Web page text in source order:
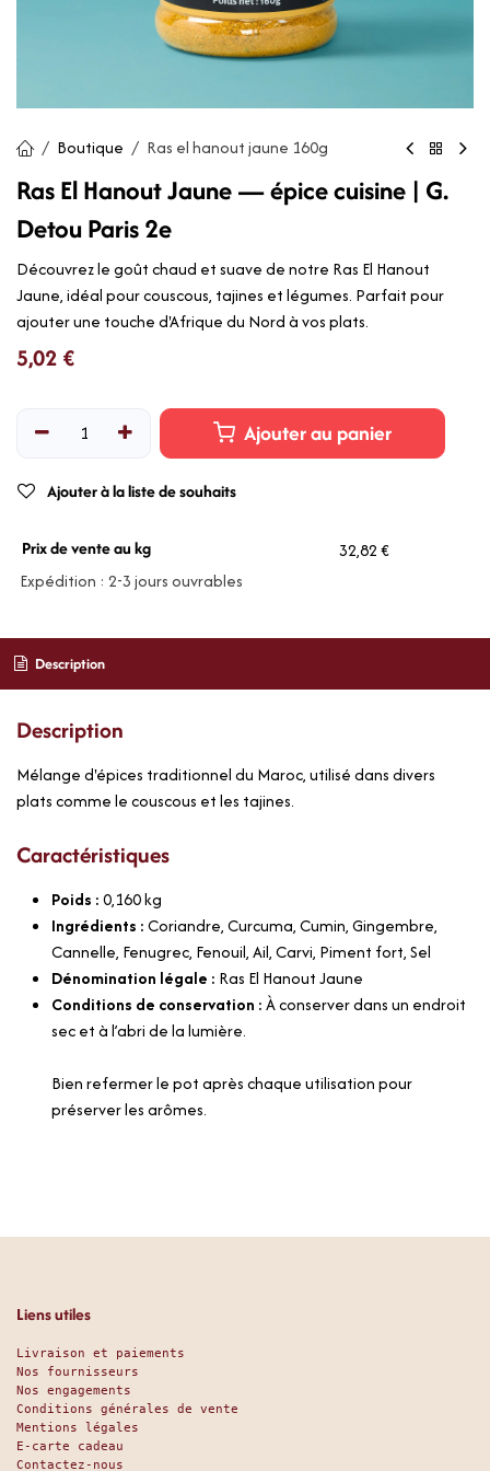
Boutique Ras el hanout jaune 160g
Ras El Hanout Jaune — épice cuisine | G.
Detou Paris 2e
Découvrez le goût chaud et suave de notre Ras El Hanout
Jaune, idéal pour couscous, tajines et légumes. Parfait pour
ajouter une touche d'Afrique du Nord à vos plats.
5,02 €
Ajouter au panier
Ajouter à la liste de souhaits
Prix de vente au kg
32,82 €
Expédition : 2-3 jours ouvrables
Description
Description
Mélange d'épices traditionnel du Maroc, utilisé dans divers
plats comme le couscous et les tajines.
Caractéristiques
Poids :0,160kg
Ingrédients :Coriandre, Curcuma, Cumin, Gingembre,
Cannelle, Fenugrec, Fenouil, Ail, Carvi, Piment fort, Sel
Dénomination légale : Ras El Hanout Jaune
Conditions de conservation :À conserver dans un endroit
sec et à l’abri de la lumière.
Bien refermer le pot après chaque utilisation pour
préserver les arômes.
Liens utiles
Livraison et paiements
Nos fournisseurs
Nos engagements
Conditions générales de vente
Mentions légales
E-carte cadeau
Contactez-nous